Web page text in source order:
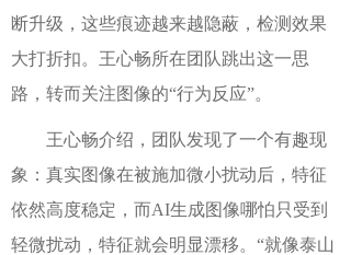
断升级，这些痕迹越来越隐蔽，检测效果
大打折扣。王心畅所在团队跳出这一思
路，转而关注图像的“行为反应”。
王心畅介绍，团队发现了一个有趣现
象：真实图像在被施加微小扰动后，特征
依然高度稳定，而AI生成图像哪怕只受到
轻微扰动，特征就会明显漂移。“就像泰山